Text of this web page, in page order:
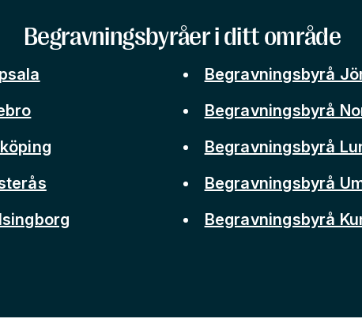
Begravningsbyråer i ditt område
Begravningsbyrå
Begravningsbyrå
Begravningsbyrå
Begravningsbyrå
Begravningsbyrå